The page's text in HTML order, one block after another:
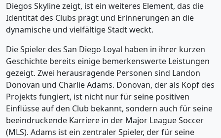
Diegos Skyline zeigt, ist ein weiteres Element, das die
Identität des Clubs prägt und Erinnerungen an die
dynamische und vielfältige Stadt weckt.
Die Spieler des San Diego Loyal haben in ihrer kurzen
Geschichte bereits einige bemerkenswerte Leistungen
gezeigt. Zwei herausragende Personen sind Landon
Donovan und Charlie Adams. Donovan, der als Kopf des
Projekts fungiert, ist nicht nur für seine positiven
Einflüsse auf den Club bekannt, sondern auch für seine
beeindruckende Karriere in der Major League Soccer
(MLS). Adams ist ein zentraler Spieler, der für seine